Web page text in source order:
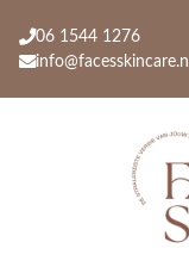
06 1544 1276
info@facesskincare.nl